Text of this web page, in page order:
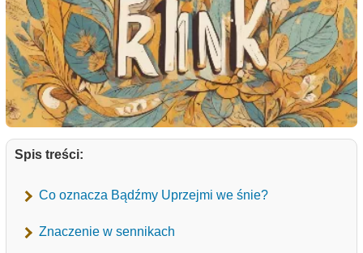
Spis treści:
Co oznacza Bądźmy Uprzejmi we śnie?
Znaczenie w sennikach